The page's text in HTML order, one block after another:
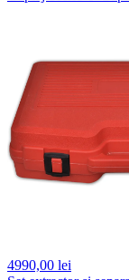
4990,00 lei